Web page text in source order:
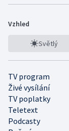
Vzhled
Světlý
TV program
Živé vysílání
TV poplatky
Teletext
Podcasty